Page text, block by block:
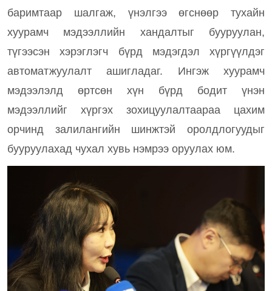
баримтаар шалгаж, үнэлгээ өгснөөр тухайн
хуурамч мэдээллийн хандалтыг бууруулан,
түгээсэн хэрэглэгч бүрд мэдэгдэл хүргүүлдэг
автоматжуулалт ашигладаг. Ингэж хуурамч
мэдээлэлд өртсөн хүн бүрд бодит үнэн
мэдээллийг хүргэх зохицуулалтаараа цахим
орчинд залилангийн шинжтэй оролдлогуудыг
бууруулахад чухал хувь нэмрээ оруулах юм.